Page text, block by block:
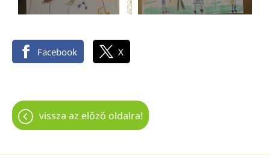
Facebook X
vissza az előző oldalra!